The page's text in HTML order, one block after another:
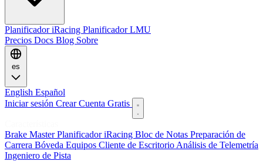
Planificador iRacing Planificador LMU
Precios Docs Blog Sobre
es
English Español
Iniciar sesión Crear Cuenta Gratis
Brake MasterPlanificador iRacing Bloc de Notas Preparación de
Carrera Bóveda Equipos Cliente de Escritorio Análisis de Telemetría
Ingeniero de Pista